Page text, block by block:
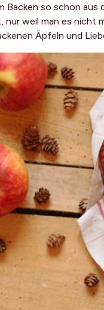
Backen so schön
nur weil man es nicht
Äpfeln und